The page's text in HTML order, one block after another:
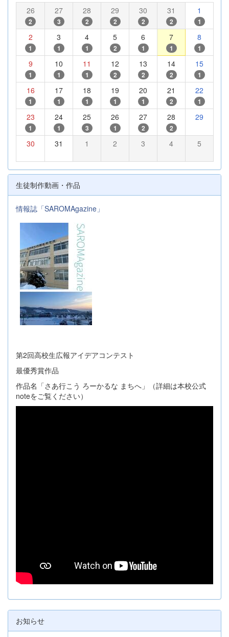
26
2
27
3
28
2
29
2
30
2
31
2
1
1
2
1
3
1
4
1
5
2
6
1
7
1
8
1
9
1
10
1
11
1
12
2
13
2
14
2
15
1
16
1
17
1
18
1
19
1
20
1
21
2
22
1
23
1
24
1
25
3
26
1
27
2
28
2
29
30 31 1 2 3 4 5
生徒制作動画・作品
情報誌「SAROMAgazine」
第2回高校生広報アイデアコンテスト
最優秀賞作品
作品名「さあ行こう ろーかるな まちへ」（詳細は本校公式
noteをご覧ください）
お知らせ